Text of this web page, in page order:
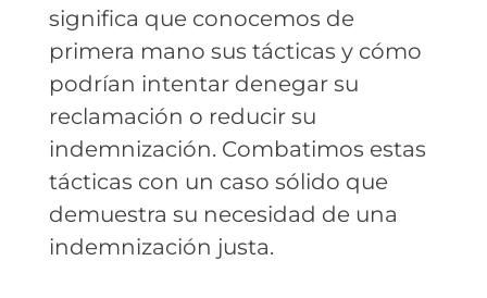
significa que conocemos de
primera mano sus tácticas y cómo
podrían intentar denegar su
reclamación o reducir su
indemnización. Combatimos estas
tácticas con un caso sólido que
demuestra su necesidad de una
indemnización justa.